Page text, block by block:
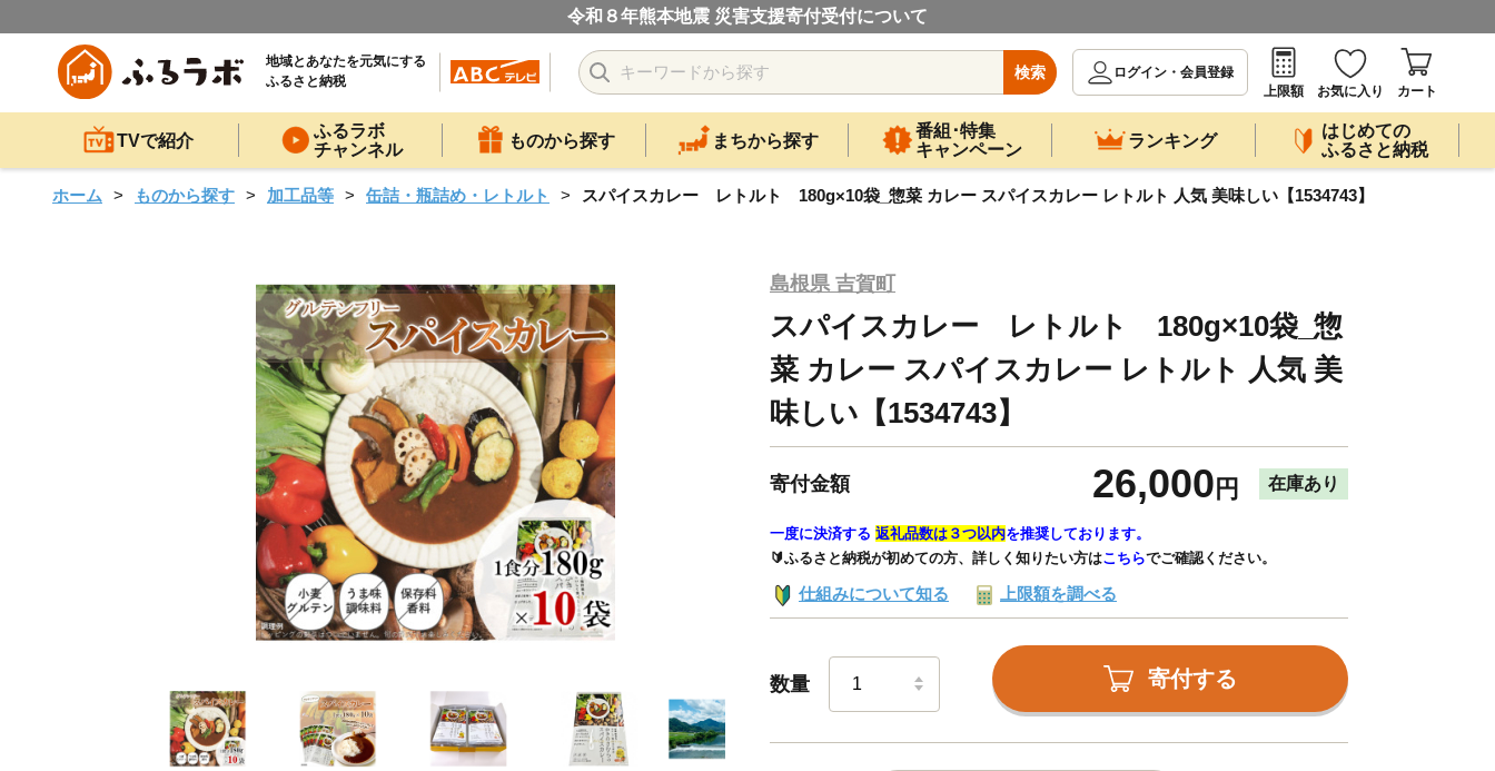
令和８年熊本地震 災害支援寄付受付について
地域とあなたを元気にする
ふるさと納税
検索
ログイン・会員登録
上限額
お気に入り カート
TVで紹介
ふるラボ
チャンネル
ものから探す まちから探す
番組･特集
キャンペーン
ランキング
はじめての
ふるさと納税
ホーム ものから探す 加工品等 缶詰・瓶詰め・レトルト スパイスカレー レトルト 180g×10袋_惣菜 カレー スパイスカレー レトルト 人気 美味しい【1534743】
島根県 吉賀町
スパイスカレー レトルト 180g×10袋_惣
菜 カレー スパイスカレー レトルト 人気 美
味しい【1534743】
寄付金額 26,000 円 在庫あり
一度に決済する 返礼品数は３つ以内を推奨しております。
🔰ふるさと納税が初めての方、詳しく知りたい方はこちらでご確認ください。
仕組みについて知る 上限額を調べる
数量 寄付する